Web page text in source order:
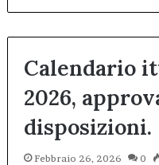
Calendario
2026,
disposizioni.
Febbraio 26, 2026 0